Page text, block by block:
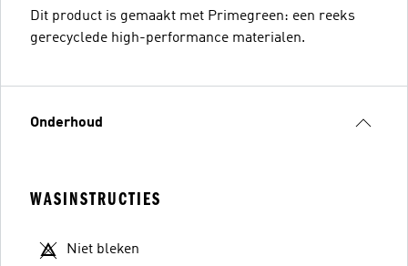
Dit product is gemaakt met Primegreen: een reeks
gerecyclede high-performance materialen.
Onderhoud
WASINSTRUCTIES
Niet bleken